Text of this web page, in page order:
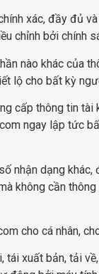
xác, đầy đủ
chỉnh bởi chính
nào khác của
lộ cho bất kỳ
cấp thông tin
ngay lập tức
nhận dạng
không cần
cho cá nhân,
xuất bản, tải